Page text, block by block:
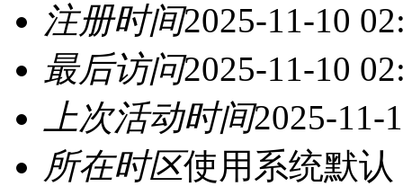
注册时间2025-11-10
最后访问2025-11-10
上次活动时间2025-11-
所在时区使用系统默认